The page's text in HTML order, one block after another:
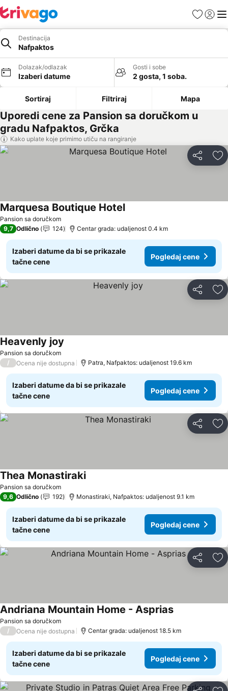
FavoritiPrijavi
Destinacija
Nafpaktos
Dolazak/odlazak
Izaberi datume
Gosti i sobe
2 gosta, 1 soba.
Sortiraj Filtriraj Mapa
Uporedi cene za Pansion sa doručkom u
gradu Nafpaktos, Grčka
Kako uplate koje primimo utiču na rangiranje
Deli
Pansion sa doručkom
Marquesa Boutique HotelPogledaj cene
9,7 Odlično 124 Centar grada: udaljenost 0.4 km
Izaberi datume da bi se prikazale
tačne cene
Pogledaj cene
Deli
Pansion sa doručkom
Heavenly joy
/ Ocena nije dostupna Patra, Nafpaktos: udaljenost 19.6 km
Izaberi datume da bi se prikazale
tačne cene
Pogledaj cene
Deli
Pansion sa doručkom
Thea MonastirakiPogledaj cene
9,6 Odlično 192 Monastiraki, Nafpaktos: udaljenost 9.1 km
Izaberi datume da bi se prikazale
tačne cene
Pogledaj cene
Deli
Pansion sa doručkom
Andriana Mountain Home - AspriasPogledaj cene
/ Ocena nije dostupna Centar grada: udaljenost 18.5 km
Izaberi datume da bi se prikazale
tačne cene
Pogledaj cene